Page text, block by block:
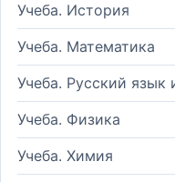
Учеба. История
Учеба. Математика
Учеба. Русский язык
Учеба. Физика
Учеба. Химия